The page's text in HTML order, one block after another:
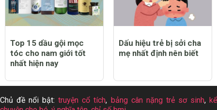
Top 15 dầu gội mọc
tóc cho nam giới tốt
nhất hiện nay
Dấu hiệu trẻ bị sởi cha
mẹ nhất định nên biết
Chủ đề nổi bật:truyện cổ tích, bảng cân nặng trẻ sơ sinh,kể